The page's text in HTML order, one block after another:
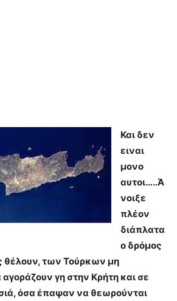
Και δεν
ειναι
μονο
αυτοι…..Ά
νοιξε
πλέον
διάπλατα
ο δρόμος
θέλουν, των Τούρκων μη
γη στην Κρήτη και σε
όσα έπαψαν να θεωρούνται